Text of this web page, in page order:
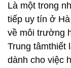
Là một trong
tiếp uy tín ở
về môi trường
Trung tâmthiết
dành cho việc